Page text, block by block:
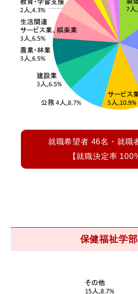
就職希望者 46名・就
【就職決定率
保健福祉学部